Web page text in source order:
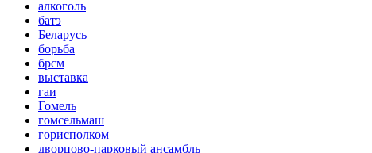
алкоголь
батэ
Беларусь
борьба
брсм
выставка
гаи
Гомель
гомсельмаш
горисполком
дворцово-парковый ансамбль